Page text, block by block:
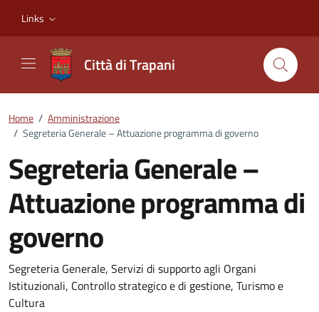
Links
Città di Trapani
Home / Amministrazione
/ Segreteria Generale – Attuazione programma di governo
Segreteria Generale –
Attuazione programma di
governo
Dettagli della notizia
Segreteria Generale, Servizi di supporto agli Organi
Istituzionali, Controllo strategico e di gestione, Turismo e
Cultura